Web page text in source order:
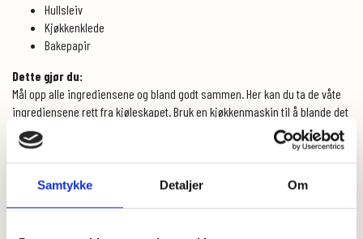
Samtykke Detaljer Om
Hullsleiv
Kjøkkenklede
Bakepapir
Dette gjør du:
Mål opp alle ingrediensene og bland godt sammen. Her kan du ta de våte
ingrediensene rett fra kjøleskapet. Bruk en kjøkkenmaskin til å blande det
sammen hvor du bruker k-krok.
Ha deigen over i en bakebolle, dekk med plast og sett til heving på
kjøkkenbenken over natten eller min 8 timer.
Ha deigen ut av bollen og del opp i 10-12 emner. Form emnene til en bolle,